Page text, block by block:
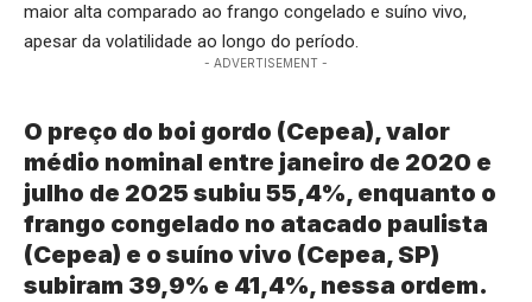
maior alta comparado ao frango congelado e suíno vivo,
apesar da volatilidade ao longo do período.
- ADVERTISEMENT -
O preço do boi gordo (Cepea), valor
médio nominal entre janeiro de 2020 e
julho de 2025 subiu 55,4%, enquanto o
frango congelado no atacado paulista
(Cepea) e o suíno vivo (Cepea, SP)
subiram 39,9% e 41,4%, nessa ordem.